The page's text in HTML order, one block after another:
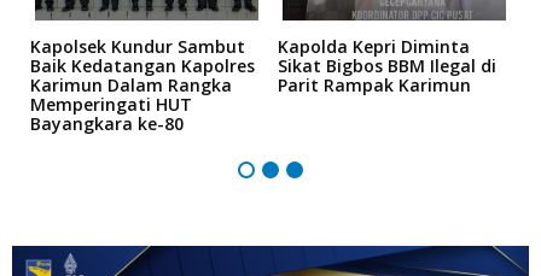
Kapolsek Kundur Sambut
Baik Kedatangan Kapolres
Karimun Dalam Rangka
Memperingati HUT
Bayangkara ke-80
Kapolda Kepri Diminta
Sikat Bigbos BBM Ilegal di
Parit Rampak Karimun